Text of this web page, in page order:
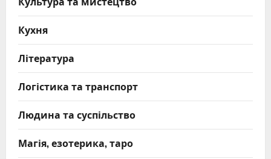
Кухня
Література
Логістика та транспорт
Людина та суспільство
Магія, езотерика, таро